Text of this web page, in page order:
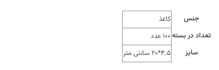
جنس
کاغذ
تعداد در بسته100 عدد
سایز
4.5*20 سانتی متر